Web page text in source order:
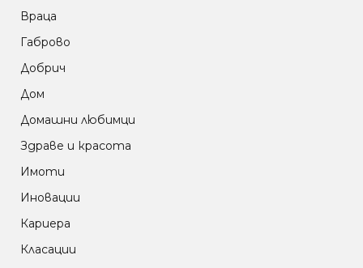
Враца
Габрово
Добрич
Дом
Домашни любимци
Здраве и красота
Имоти
Иновации
Кариера
Класации